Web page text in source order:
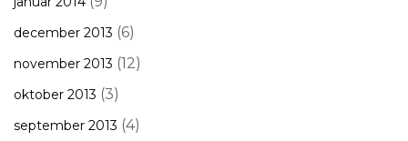
december 2013 (6)
november 2013 (12)
oktober 2013 (3)
september 2013 (4)